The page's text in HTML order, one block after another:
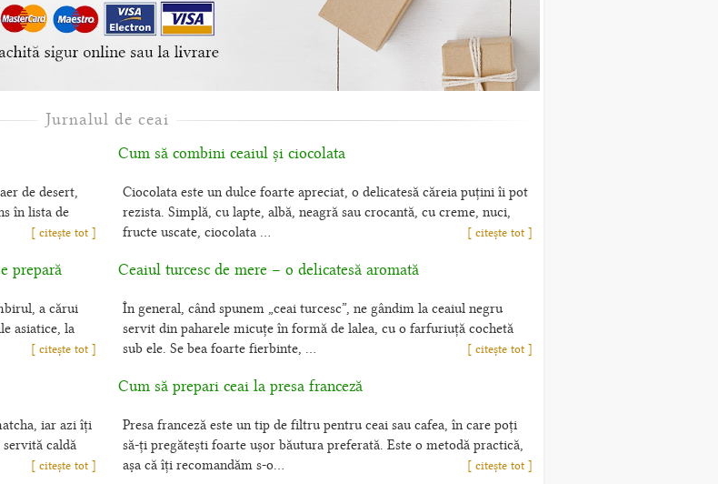
Jurnalul de ceai
de desert,
în lista de
[ citește tot ]
Cum să combini ceaiul și ciocolata
Ciocolata este un dulce foarte apreciat, o delicatesă căreia puțini îi pot
rezista. Simplă, cu lapte, albă, neagră sau crocantă, cu creme, nuci,
fructe uscate, ciocolata ...
[ citește tot ]
prepară
a cărui
asiatice, la
[ citește tot ]
Ceaiul turcesc de mere – o delicatesă aromată
În general, când spunem „ceai turcesc”, ne gândim la ceaiul negru
servit din paharele micuțe în formă de lalea, cu o farfuriuță cochetă
sub ele. Se bea foarte fierbinte, ...
[ citește tot ]
iar azi îți
caldă
[ citește tot ]
Cum să prepari ceai la presa franceză
Presa franceză este un tip de filtru pentru ceai sau cafea, în care poți
să-ți pregătești foarte ușor băutura preferată. Este o metodă practică,
așa că îți recomandăm s-o...
[ citește tot ]